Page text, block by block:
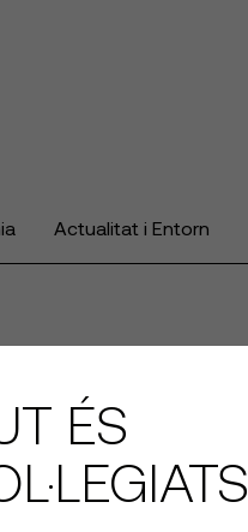
Actualitat i Entorn
ÉS